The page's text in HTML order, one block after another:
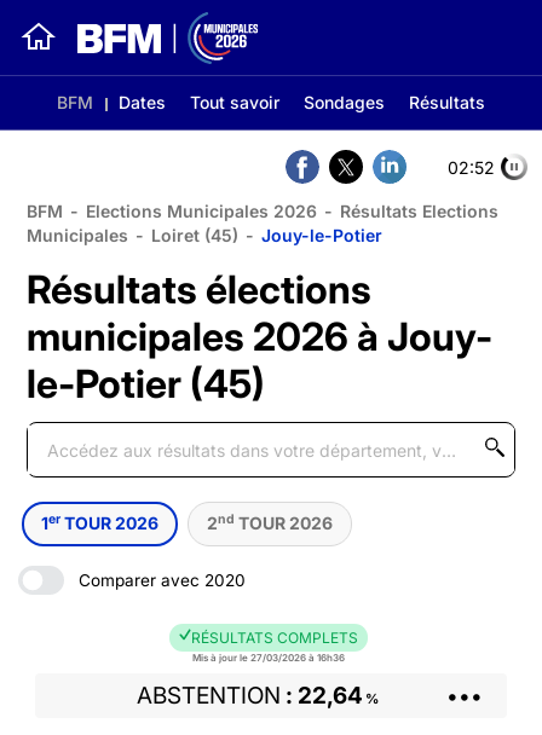
BFM Dates Tout savoir Sondages Résultats
02:51
BFM - Elections Municipales 2026 - Résultats Elections
Municipales - Loiret (45) - Jouy-le-Potier
Résultats élections
municipales 2026 à Jouy-
le-Potier (45)
1er TOUR 2026 2nd TOUR 2026
Comparer avec 2020
RÉSULTATS COMPLETS
Mis à jour le 27/03/2026 à 16h36
ABSTENTION 22,64 % •••